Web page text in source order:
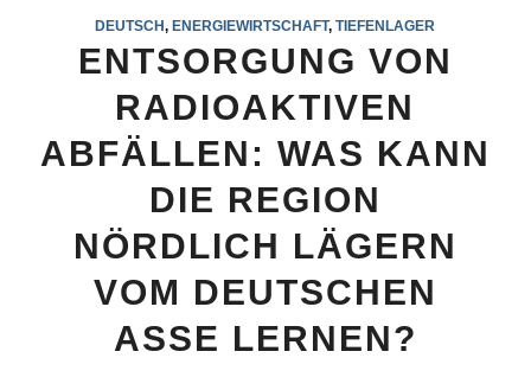
DEUTSCH,ENERGIEWIRTSCHAFT,TIEFENLAGER
ENTSORGUNG VON
RADIOAKTIVEN
ABFÄLLEN: WAS KANN
DIE REGION
NÖRDLICH LÄGERN
VOM DEUTSCHEN
ASSE LERNEN?